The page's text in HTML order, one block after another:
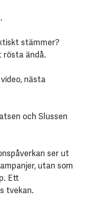
stämmer?
rösta ändå.
nästa
och Slussen
ser ut
utan som
Ett
tvekan.